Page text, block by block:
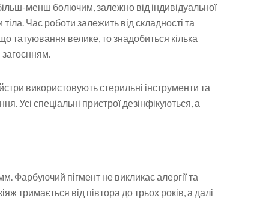
менш болючим, залежно від індивідуальної
тіла. Час роботи залежить від складності та
татуювання велике, то знадобиться кілька
використовують стерильні інструменти та
Усі спеціальні пристрої дезінфікуються, а
Фарбуючий пігмент не викликає алергії та
тримається від півтора до трьох років, а далі